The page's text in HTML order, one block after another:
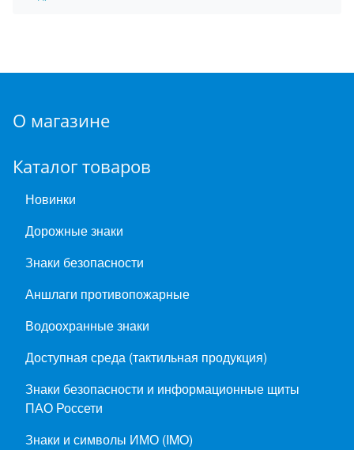
О магазине
Каталог товаров
Новинки
Дорожные знаки
Знаки безопасности
Аншлаги противопожарные
Водоохранные знаки
Доступная среда (тактильная продукция)
Знаки безопасности и информационные щиты
ПАО Россети
Знаки и символы ИМО (IMO)